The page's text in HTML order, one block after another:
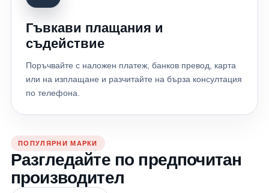
Гъвкави плащания и
съдействие
Поръчвайте с наложен платеж, банков превод, карта
или на изплащане и разчитайте на бърза консултация
по телефона.
ПОПУЛЯРНИ МАРКИ
Разгледайте по предпочитан
производител